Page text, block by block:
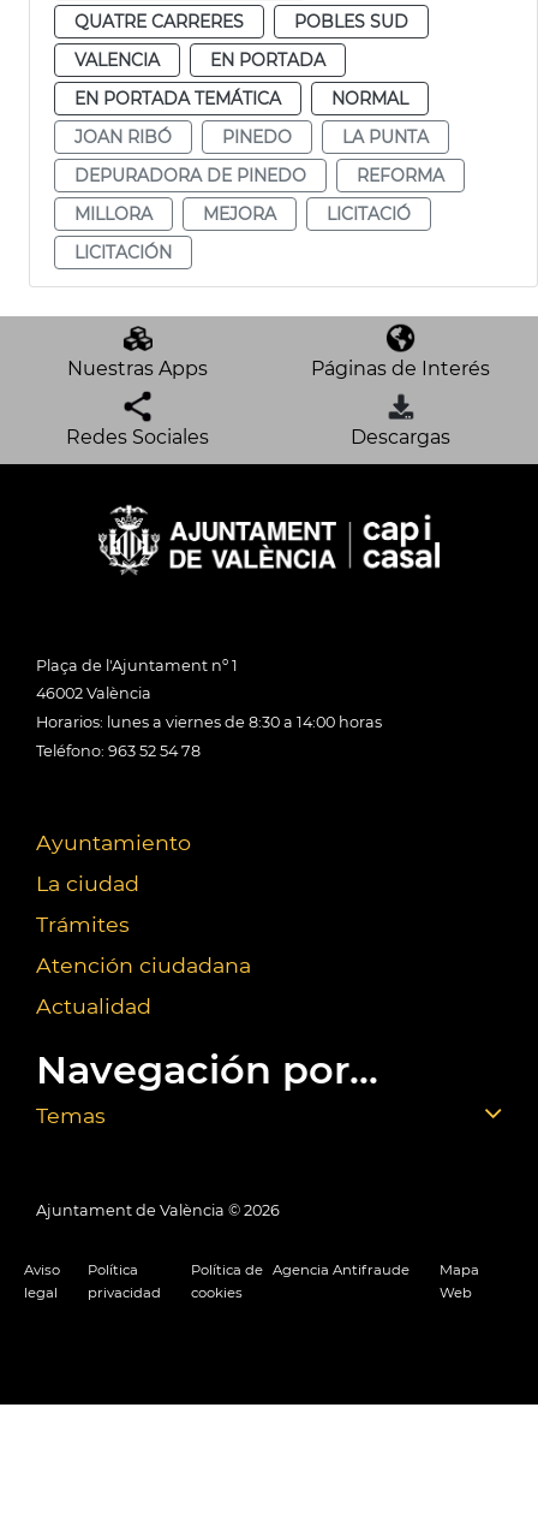
QUATRE CARRERES
POBLES SUD
VALENCIA
EN PORTADA
EN PORTADA TEMÁTICA
NORMAL
JOAN RIBÓ
PINEDO
LA PUNTA
DEPURADORA DE PINEDO
REFORMA
MILLORA
MEJORA
LICITACIÓ
LICITACIÓN
Nuestras Apps Páginas de Interés
Redes Sociales Descargas
Plaça de l'Ajuntament nº 1
46002 València
Horarios: lunes a viernes de 8:30 a 14:00 horas
Teléfono: 963 52 54 78
Ayuntamiento
La ciudad
Trámites
Atención ciudadana
Actualidad
Navegación por...
Temas
Ajuntament de València © 2026
Aviso
legal
Política
privacidad
Política de
cookies
Agencia Antifraude
Mapa
Web